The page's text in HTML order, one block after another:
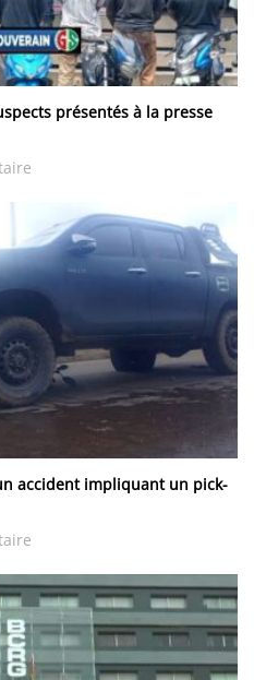
présentés à la presse
accident impliquant un pick-